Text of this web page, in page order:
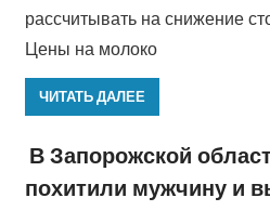
рассчитывать на снижение
Цены на молоко
ЧИТАТЬ ДАЛЕЕ
В Запорожской
похитили мужчину и